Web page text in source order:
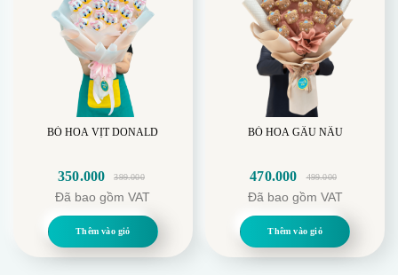
BÓ HOA VỊT DONALD
399.000
gốc
350.000
hiện
Đã bao gồm VAT
Thêm vào giỏ
BÓ HOA GẤU NÂU
499.000
gốc
470.000
hiện
Đã bao gồm VAT
Thêm vào giỏ